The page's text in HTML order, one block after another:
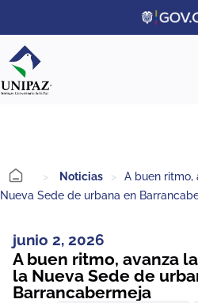
> Noticias >
A buen ritmo,
Nueva Sede de urbana en
junio 2, 2026
A buen ritmo, avanza
la Nueva Sede de
Barrancabermeja